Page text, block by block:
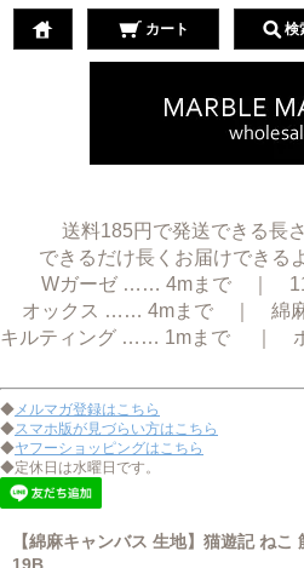
カート 検
送料185円で発送できる長
できるだけ長くお届けできる
Wガーゼ …… 4mまで ｜
オックス …… 4mまで ｜ 綿
キルティング …… 1mまで ｜
◆メルマガ登録はこちら
◆スマホ版が見づらい方はこちら
◆ヤフーショッピングはこちら
◆定休日は水曜日です。
【綿麻キャンバス 生地】猫遊記 ね